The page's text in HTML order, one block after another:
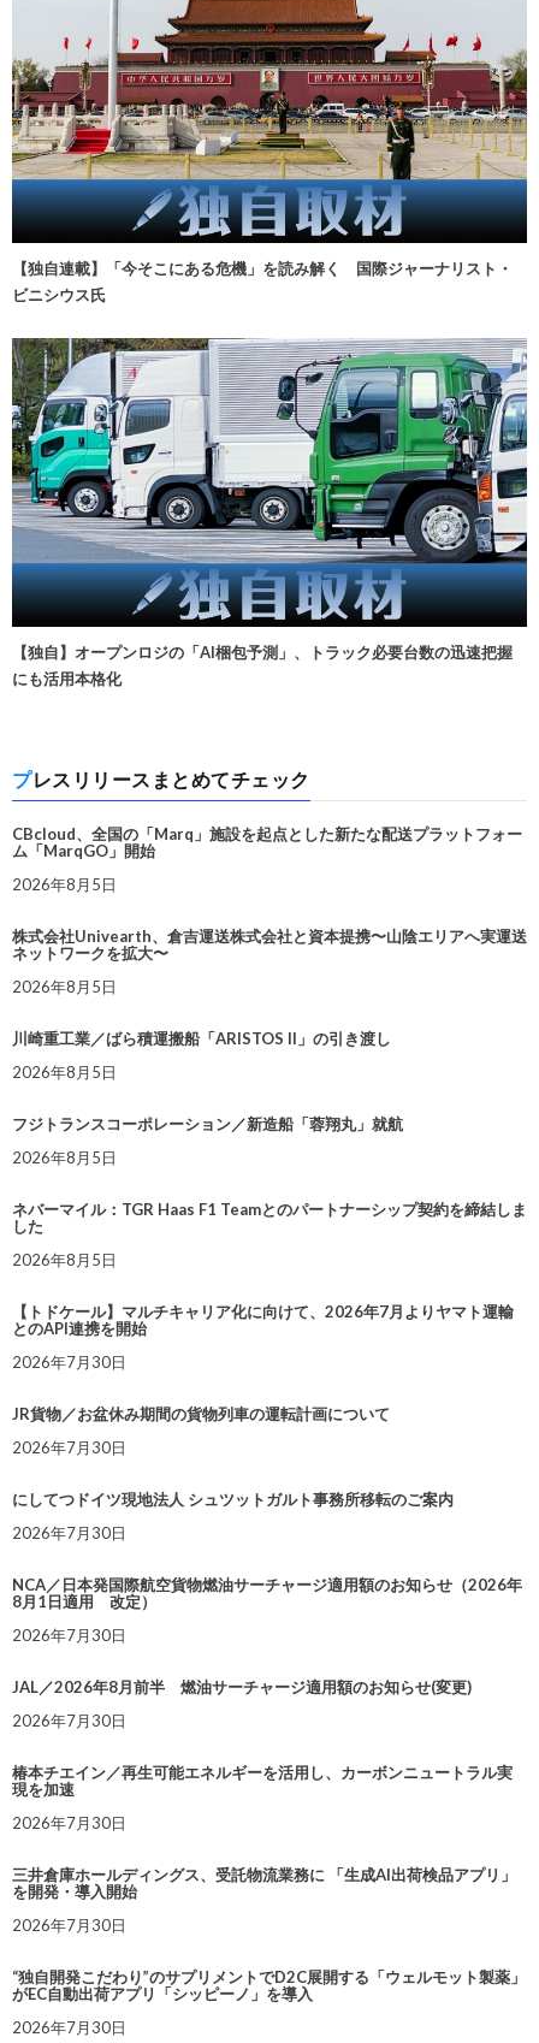
【独自連載】「今そこにある危機」を読み解く 国際ジャーナリスト・
ビニシウス氏
【独自】オープンロジの「AI梱包予測」、トラック必要台数の迅速把握
にも活用本格化
プレスリリースまとめてチェック
CBcloud、全国の「Marq」施設を起点とした新たな配送プラットフォー
ム「MarqGO」開始
2026年8月5日
株式会社Univearth、倉吉運送株式会社と資本提携〜山陰エリアへ実運送
ネットワークを拡大〜
2026年8月5日
川崎重工業／ばら積運搬船「ARISTOS II」の引き渡し
2026年8月5日
フジトランスコーポレーション／新造船「蓉翔丸」就航
2026年8月5日
ネバーマイル：TGR Haas F1 Teamとのパートナーシップ契約を締結しま
した
2026年8月5日
【トドケール】マルチキャリア化に向けて、2026年7月よりヤマト運輸
とのAPI連携を開始
2026年7月30日
JR貨物／お盆休み期間の貨物列車の運転計画について
2026年7月30日
にしてつドイツ現地法人 シュツットガルト事務所移転のご案内
2026年7月30日
NCA／日本発国際航空貨物燃油サーチャージ適用額のお知らせ（2026年
8月1日適用 改定）
2026年7月30日
JAL／2026年8月前半 燃油サーチャージ適用額のお知らせ(変更)
2026年7月30日
椿本チエイン／再生可能エネルギーを活用し、カーボンニュートラル実
現を加速
2026年7月30日
三井倉庫ホールディングス、受託物流業務に 「生成AI出荷検品アプリ」
を開発・導入開始
2026年7月30日
“独自開発こだわり”のサプリメントでD2C展開する「ウェルモット製薬」
がEC自動出荷アプリ「シッピーノ」を導入
2026年7月30日